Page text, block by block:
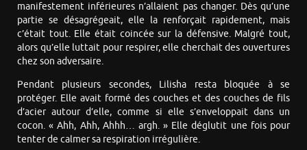
manifestement inférieures n’allaient pas changer. Dès qu’une
partie se désagrégeait, elle la renforçait rapidement, mais
c’était tout. Elle était coincée sur la défensive. Malgré tout,
alors qu’elle luttait pour respirer, elle cherchait des ouvertures
chez son adversaire.
Pendant plusieurs secondes, Lilisha resta bloquée à se
protéger. Elle avait formé des couches et des couches de fils
d’acier autour d’elle, comme si elle s’enveloppait dans un
cocon. « Ahh, Ahh, Ahhh… argh. » Elle déglutit une fois pour
tenter de calmer sa respiration irrégulière.